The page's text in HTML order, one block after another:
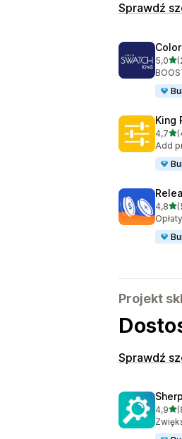
Sprawdź
5,0na
King
4,7na
Add
4,8na
Projekt
Sprawdź
4,9na